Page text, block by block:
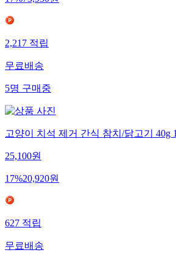
17%73,930원
2,217적립
무료배송
5명구매중
고양이 치석 제거 간식 참치/닭고기 40g
25,100원
17%20,920원
627적립
무료배송